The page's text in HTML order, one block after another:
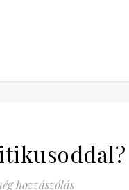
hozzászólás